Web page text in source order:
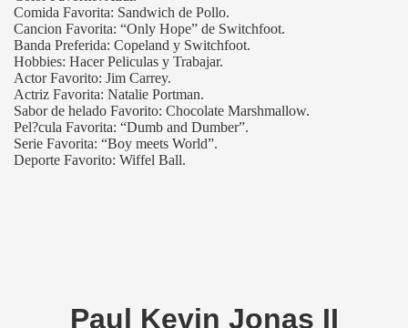
Comida Favorita: Sandwich de Pollo.
Cancion Favorita: “Only Hope” de Switchfoot.
Banda Preferida: Copeland y Switchfoot.
Hobbies: Hacer Peliculas y Trabajar.
Actor Favorito: Jim Carrey.
Actriz Favorita: Natalie Portman.
Sabor de helado Favorito: Chocolate Marshmallow.
Pel?cula Favorita: “Dumb and Dumber”.
Serie Favorita: “Boy meets World”.
Deporte Favorito: Wiffel Ball.
Paul Kevin Jonas II